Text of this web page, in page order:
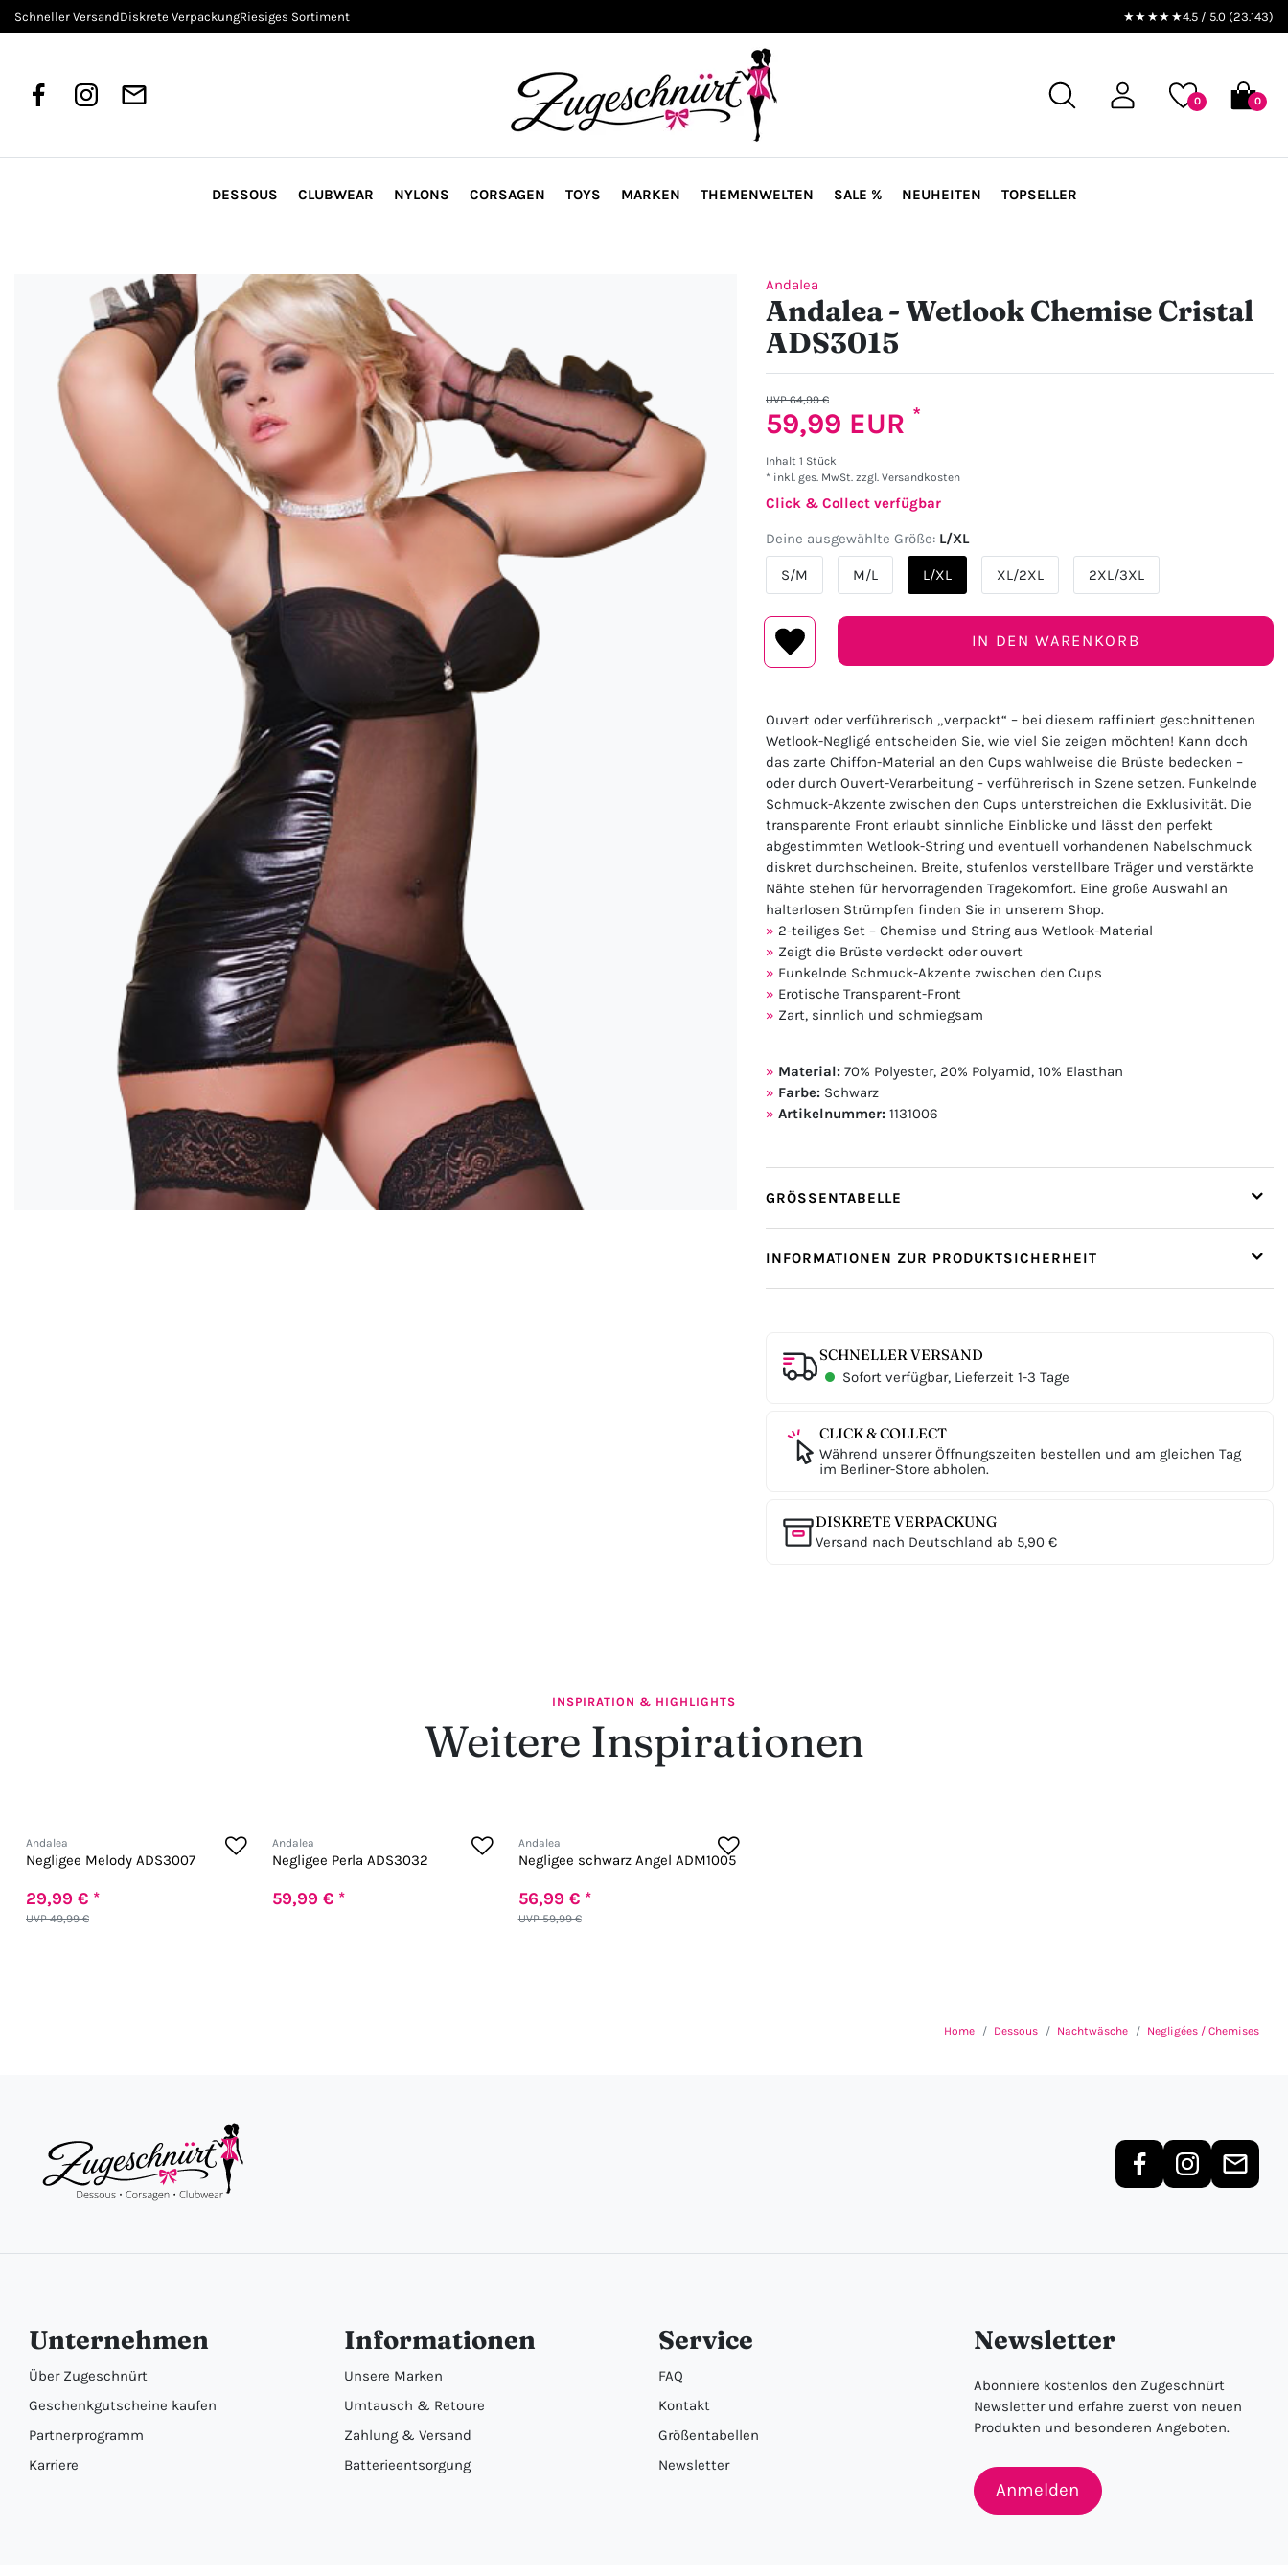
Schneller VersandDiskrete VerpackungRiesiges Sortiment ★★★★★4.5 / 5.0 (23.143)
0 0
DESSOUS CLUBWEAR NYLONS CORSAGEN TOYS MARKEN THEMENWELTEN SALE % NEUHEITEN TOPSELLER
Andalea
Andalea - Wetlook Chemise Cristal
ADS3015
UVP 64,99 €
59,99 EUR *
Inhalt 1 Stück
* inkl. ges. MwSt. zzgl. Versandkosten
Click & Collect verfügbar
Deine ausgewählte Größe: L/XL
S/M M/L L/XL XL/2XL 2XL/3XL
IN DEN WARENKORB
Ouvert oder verführerisch „verpackt“ – bei diesem raffiniert geschnittenen
Wetlook-Negligé entscheiden Sie, wie viel Sie zeigen möchten! Kann doch
das zarte Chiffon-Material an den Cups wahlweise die Brüste bedecken –
oder durch Ouvert-Verarbeitung – verführerisch in Szene setzen. Funkelnde
Schmuck-Akzente zwischen den Cups unterstreichen die Exklusivität. Die
transparente Front erlaubt sinnliche Einblicke und lässt den perfekt
abgestimmten Wetlook-String und eventuell vorhandenen Nabelschmuck
diskret durchscheinen. Breite, stufenlos verstellbare Träger und verstärkte
Nähte stehen für hervorragenden Tragekomfort. Eine große Auswahl an
halterlosen Strümpfen finden Sie in unserem Shop.
2-teiliges Set – Chemise und String aus Wetlook-Material
Zeigt die Brüste verdeckt oder ouvert
Funkelnde Schmuck-Akzente zwischen den Cups
Erotische Transparent-Front
Zart, sinnlich und schmiegsam
Material: 70% Polyester, 20% Polyamid, 10% Elasthan
Farbe: Schwarz
Artikelnummer: 1131006
GRÖSSENTABELLE
INFORMATIONEN ZUR PRODUKTSICHERHEIT
SCHNELLER VERSAND
Sofort verfügbar, Lieferzeit 1-3 Tage
CLICK & COLLECT
Während unserer Öffnungszeiten bestellen und am gleichen Tag
im Berliner-Store abholen.
DISKRETE VERPACKUNG
Versand nach Deutschland ab 5,90 €
INSPIRATION & HIGHLIGHTS
Weitere Inspirationen
Andalea
Negligee Melody ADS3007
UVP 49,99 €
29,99 € *
Andalea
Negligee Perla ADS3032
59,99 € *
Andalea
Negligee schwarz Angel ADM1005
UVP 59,99 €
56,99 € *
Home Dessous Nachtwäsche Negligées / Chemises
Unternehmen
Über Zugeschnürt
Geschenkgutscheine kaufen
Partnerprogramm
Karriere
Informationen
Unsere Marken
Umtausch & Retoure
Zahlung & Versand
Batterieentsorgung
Service
FAQ
Kontakt
Größentabellen
Newsletter
Newsletter
Abonniere kostenlos den Zugeschnürt
Newsletter und erfahre zuerst von neuen
Produkten und besonderen Angeboten.
Anmelden